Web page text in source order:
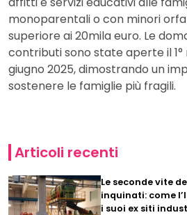
monoparentali o con minori
superiore ai 20mila euro. Le
contributi sono state aperte il 1°
giugno 2025, dimostrando un
sostenere le famiglie più fragili.
Articoli recenti
Le seconde vite
inquinati: come
i suoi ex siti